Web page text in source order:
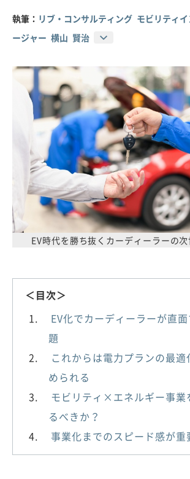
執筆： リブ・コンサルティング モビリティ
ージャー 横山 賢治
EV時代を勝ち抜くカーディーラーの
＜目次＞
EV化でカーディーラーが直
題
これからは電力プランの最適
められる
モビリティ×エネルギー事業
るべきか？
事業化までのスピード感が重